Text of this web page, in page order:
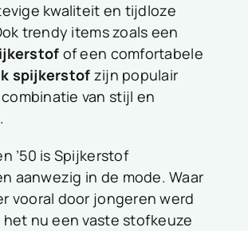
kwaliteit en tijdloze
trendy items zoals een
of een comfortabele
spijkerstof zijn populair
van stijl en
’50 is Spijkerstof
aanwezig in de mode. Waar
vooral door jongeren werd
nu een vaste stofkeuze